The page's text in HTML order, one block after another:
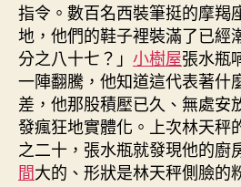
指令。數百名西裝筆挺的摩羯
地，他們的鞋子裡裝滿了已經
分之八十七？」 小樹屋張水瓶
一陣翻騰，他知道這代表著什
差，他那股積壓已久、無處安
發瘋狂地實體化。上次林天秤
之二十，張水瓶就發現他的廚
間大的、形狀是林天秤側臉的